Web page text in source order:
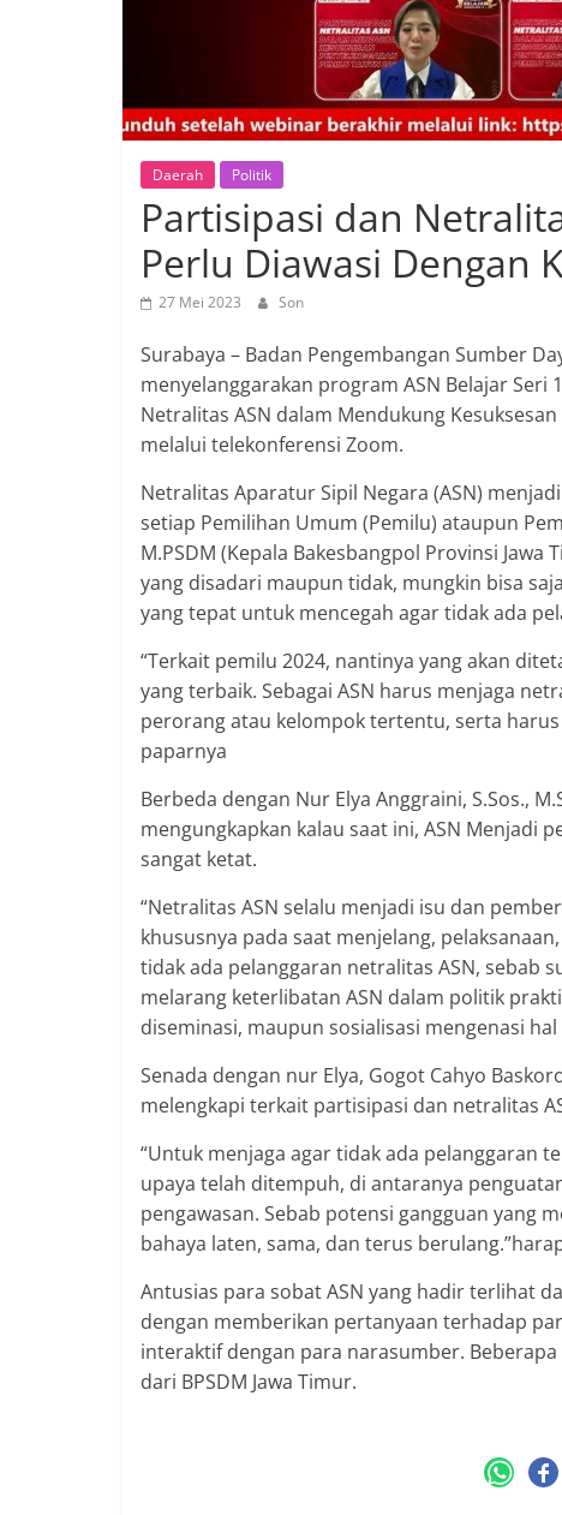
Daerah Politik
Partisipasi dan
Perlu Diawasi Dengan
27 Mei 2023 Son
Surabaya – Badan Pengembangan Sumber
menyelanggarakan program ASN Belajar Seri
Netralitas ASN dalam Mendukung
melalui telekonferensi Zoom.
Netralitas Aparatur Sipil Negara (ASN)
setiap Pemilihan Umum (Pemilu) ataupun
M.PSDM (Kepala Bakesbangpol Provinsi
yang disadari maupun tidak, mungkin bisa
yang tepat untuk mencegah agar tidak ada
“Terkait pemilu 2024, nantinya yang akan
yang terbaik. Sebagai ASN harus menjaga
perorang atau kelompok tertentu, serta
paparnya
Berbeda dengan Nur Elya Anggraini, S.Sos.,
mengungkapkan kalau saat ini, ASN Menjadi
sangat ketat.
“Netralitas ASN selalu menjadi isu dan
khususnya pada saat menjelang,
tidak ada pelanggaran netralitas ASN, sebab
melarang keterlibatan ASN dalam politik
diseminasi, maupun sosialisasi mengenasi
Senada dengan nur Elya, Gogot Cahyo
melengkapi terkait partisipasi dan netralitas
“Untuk menjaga agar tidak ada pelanggaran
upaya telah ditempuh, di antaranya
pengawasan. Sebab potensi gangguan yang
bahaya laten, sama, dan terus
Antusias para sobat ASN yang hadir terlihat
dengan memberikan pertanyaan terhadap
interaktif dengan para narasumber.
dari BPSDM Jawa Timur.